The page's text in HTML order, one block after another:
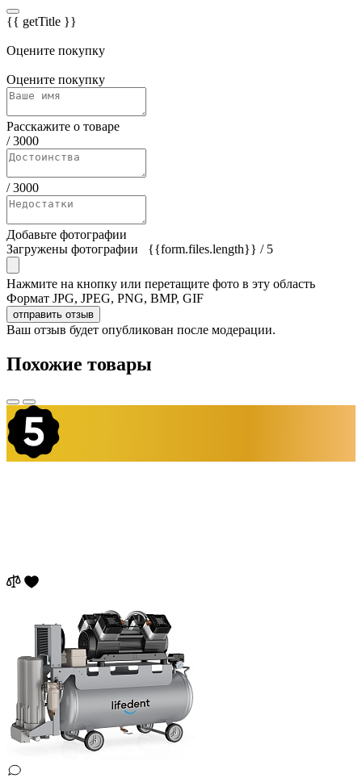
{{ getTitle }}
Оцените покупку
Оцените покупку
Расскажите о товаре
/3000
/3000
Добавьте фотографии
Загружены фотографии
{{form.files.length}} / 5
Нажмите на кнопку или перетащите фото в эту область
Формат JPG, JPEG, PNG, BMP, GIF
отправить отзыв
Ваш отзыв будет опубликован после модерации.
Похожие товары